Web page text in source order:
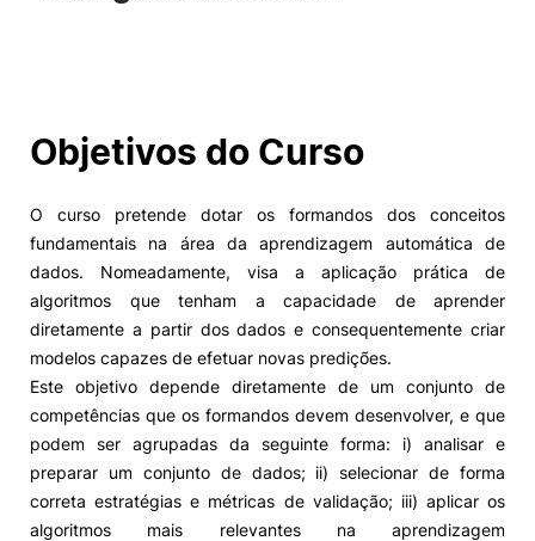
II&D e Empresas
Ação Social
Alumni
Projetos PRR
Magazine
Eventos
Oferta Formativa
Objetivos do Curso
O curso pretende dotar os formandos dos conceitos
fundamentais na área da aprendizagem automática de
dados. Nomeadamente, visa a aplicação prática de
algoritmos que tenham a capacidade de aprender
diretamente a partir dos dados e consequentemente criar
modelos capazes de efetuar novas predições.
Este objetivo depende diretamente de um conjunto de
competências que os formandos devem desenvolver, e que
podem ser agrupadas da seguinte forma: i) analisar e
preparar um conjunto de dados; ii) selecionar de forma
correta estratégias e métricas de validação; iii) aplicar os
algoritmos mais relevantes na aprendizagem